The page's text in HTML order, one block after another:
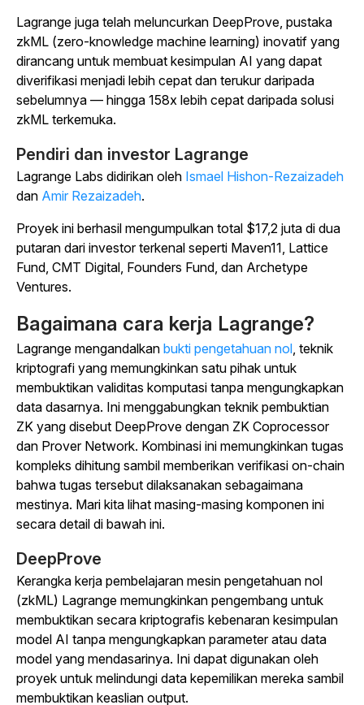
Lagrange juga telah meluncurkan DeepProve, pustaka
zkML (zero-knowledge machine learning) inovatif yang
dirancang untuk membuat kesimpulan AI yang dapat
diverifikasi menjadi lebih cepat dan terukur daripada
sebelumnya — hingga 158x lebih cepat daripada solusi
zkML terkemuka.
Pendiri dan investor Lagrange
Lagrange Labs didirikan oleh Ismael Hishon-Rezaizadeh
dan Amir Rezaizadeh.
Proyek ini berhasil mengumpulkan total $17,2 juta di dua
putaran dari investor terkenal seperti Maven11, Lattice
Fund, CMT Digital, Founders Fund, dan Archetype
Ventures.
Bagaimana cara kerja Lagrange?
Lagrange mengandalkan bukti pengetahuan nol, teknik
kriptografi yang memungkinkan satu pihak untuk
membuktikan validitas komputasi tanpa mengungkapkan
data dasarnya. Ini menggabungkan teknik pembuktian
ZK yang disebut DeepProve dengan ZK Coprocessor
dan Prover Network. Kombinasi ini memungkinkan tugas
kompleks dihitung sambil memberikan verifikasi on-chain
bahwa tugas tersebut dilaksanakan sebagaimana
mestinya. Mari kita lihat masing-masing komponen ini
secara detail di bawah ini.
DeepProve
Kerangka kerja pembelajaran mesin pengetahuan nol
(zkML) Lagrange memungkinkan pengembang untuk
membuktikan secara kriptografis kebenaran kesimpulan
model AI tanpa mengungkapkan parameter atau data
model yang mendasarinya. Ini dapat digunakan oleh
proyek untuk melindungi data kepemilikan mereka sambil
membuktikan keaslian output.